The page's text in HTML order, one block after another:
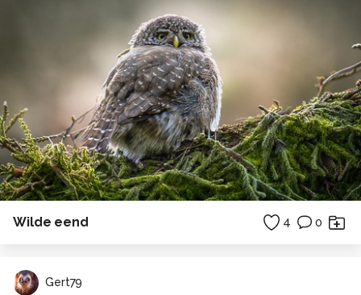
Wilde eend 4 0
Gert79